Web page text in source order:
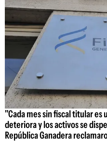
"Cada mes sin fiscal titular es
deteriora y los activos se
República Ganadera